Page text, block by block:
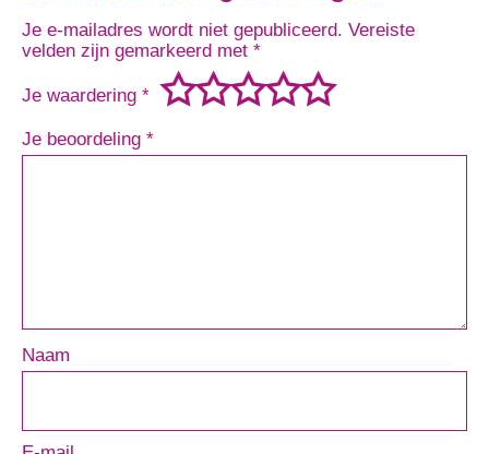
Je e-mailadres wordt niet gepubliceerd. Vereiste
velden zijn gemarkeerd met *
Je waardering *
Je beoordeling *
Naam